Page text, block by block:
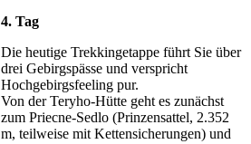
4. Tag
Die heutige Trekkingetappe führt Sie über
drei Gebirgspässe und verspricht
Hochgebirgsfeeling pur.
Von der Teryho-Hütte geht es zunächst
zum Priecne-Sedlo (Prinzensattel, 2.352
m, teilweise mit Kettensicherungen) und